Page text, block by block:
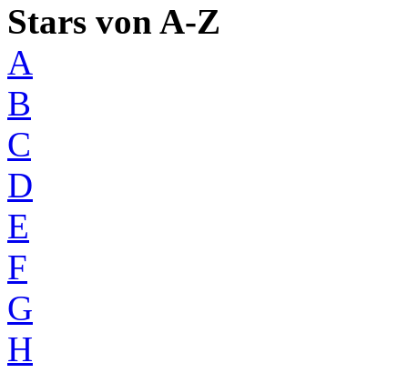
Stars von A-Z
A
B
C
D
E
F
G
H